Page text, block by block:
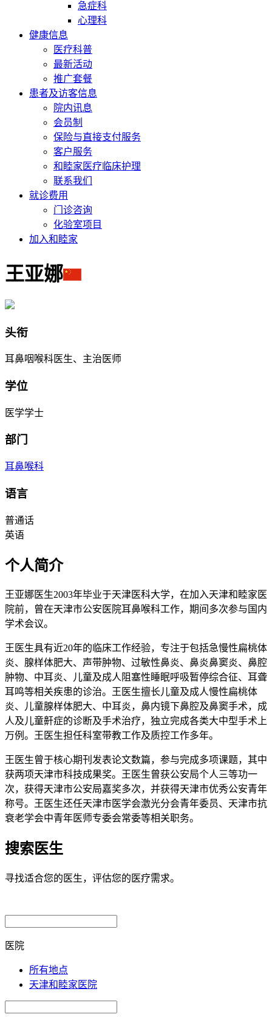
急症科
心理科
健康信息
医疗科普
最新活动
推广套餐
患者及访客信息
院内讯息
会员制
保险与直接支付服务
客户服务
和睦家医疗临床护理
联系我们
就诊费用
门诊咨询
化验室项目
加入和睦家
王亚娜
头衔
耳鼻咽喉科医生、主治医师
学位
医学学士
部门
耳鼻喉科
语言
普通话
英语
个人简介
王亚娜医生2003年毕业于天津医科大学，在加入天津和睦家医
院前，曾在天津市公安医院耳鼻喉科工作，期间多次参与国内
学术会议。
王医生具有近20年的临床工作经验，专注于包括急慢性扁桃体
炎、腺样体肥大、声带肿物、过敏性鼻炎、鼻炎鼻窦炎、鼻腔
肿物、中耳炎、儿童及成人阻塞性睡眠呼吸暂停综合征、耳聋
耳鸣等相关疾患的诊治。王医生擅长儿童及成人慢性扁桃体
炎、儿童腺样体肥大、中耳炎，鼻内镜下鼻腔及鼻窦手术，成
人及儿童鼾症的诊断及手术治疗，独立完成各类大中型手术上
万例。王医生担任科室带教工作及质控工作多年。
王医生曾于核心期刊发表论文数篇，参与完成多项课题，其中
获两项天津市科技成果奖。王医生曾获公安局个人三等功一
次，获得天津市公安局嘉奖多次，并获得天津市优秀公安青年
称号。王医生还任天津市医学会激光分会青年委员、天津市抗
衰老学会中青年医师专委会常委等相关职务。
搜索医生
寻找适合您的医生，评估您的医疗需求。
医院
所有地点
天津和睦家医院